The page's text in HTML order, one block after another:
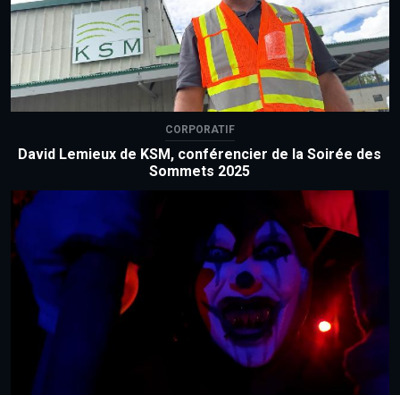
CORPORATIF
David Lemieux de KSM, conférencier de la Soirée des
Sommets 2025